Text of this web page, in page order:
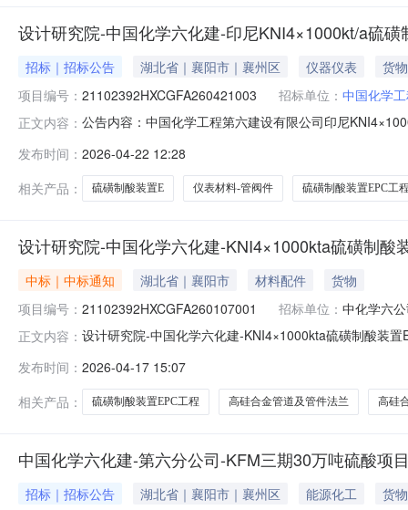
设计研究院-中国化学六化建-印尼KNI4×1000kt/a硫
招标｜招标公告 湖北省｜襄阳市｜襄州区 仪器仪表
货物
项目编号： 21102392HXCGFA260421003 招标单位： 中国化学
正文内容： 公告内容：中国化学工程第六建设有限公司印尼
制酸装置EPC工程-材料-仪表材料-管阀件（第二批）采
发布时间： 2026-04-22 12:28
相关产品：
硫磺制酸装置E 仪表材料-管阀件 硫磺制酸装置EPC工
设计研究院-中国化学六化建-KNI4×1000kta硫磺制
中标｜中标通知 湖北省｜襄阳市 材料配件
货物
项目编号： 21102392HXCGFA260107001 招标单位： 中化学六
正文内容： 设计研究院-中国化学六化建-KNI4×1000kta硫磺制酸装
KNI4×1000kt/a硫磺制酸装置EPC工程-主材-高硅合金管
发布时间： 2026-04-17 15:07
相关产品：
硫磺制酸装置EPC工程 高硅合金管道及管件法兰 高硅
中国化学六化建-第六分公司-KFM三期30万吨硫酸项
招标｜招标公告 湖北省｜襄阳市｜襄州区 能源化工
货物